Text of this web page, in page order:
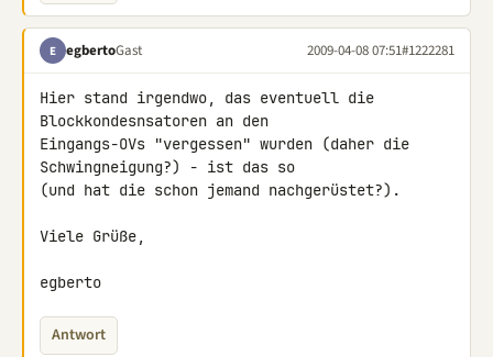
E egbertoGast 2009-04-08 07:51#1222281
Hier stand irgendwo, das eventuell die
Blockkondesnsatoren an den
Eingangs-OVs "vergessen" wurden (daher die
Schwingneigung?) - ist das so
(und hat die schon jemand nachgerüstet?).
Viele Grüße,
egberto
Antwort